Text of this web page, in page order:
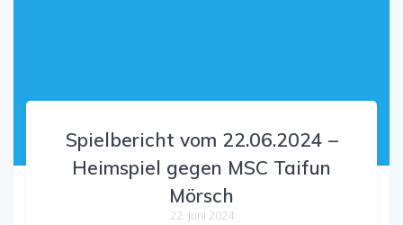
Spielbericht vom 22.06.2024 –
Heimspiel gegen MSC Taifun
Mörsch
22. Juni 2024